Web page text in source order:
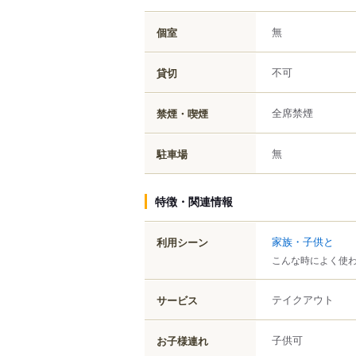
個室 無
貸切 不可
禁煙・喫煙 全席禁煙
駐車場 無
特徴・関連情報
利用シーン 家族・子供と
こんな時によく使
サービス テイクアウト
お子様連れ 子供可